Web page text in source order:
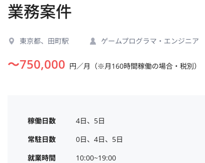
業務案件
東京都、田町駅 ゲームプログラマ・エンジニア
〜750,000 円／月（※月160時間稼働の場合・税別）
稼働日数
4日、5日
常駐日数
0日、4日、5日
就業時間
10:00~19:00